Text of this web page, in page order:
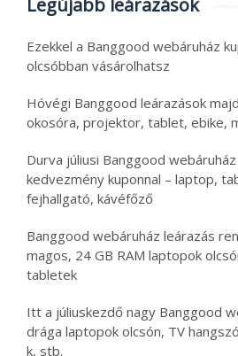
Ezekkel a Banggood webáruház
olcsóbban vásárolhatsz
Hóvégi Banggood leárazások
okosóra, projektor, tablet, ebike,
Durva júliusi Banggood
kedvezmény kuponnal – laptop,
fejhallgató, kávéfőző
Banggood webáruház leárazás
magos, 24 GB RAM laptopok
tabletek
Itt a júliuskezdő nagy Banggood
drága laptopok olcsón, TV
k, stb.